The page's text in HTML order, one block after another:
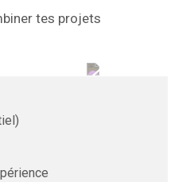
tes projets